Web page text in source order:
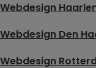
Webdesign
Webdesign Den
Webdesign